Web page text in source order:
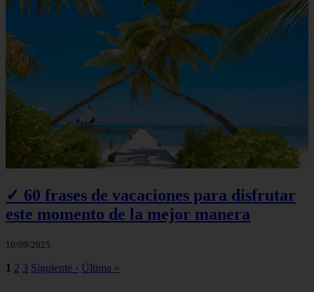
✓ 60 frases de vacaciones para disfrutar
este momento de la mejor manera
10/09/2025
1 2 3 Siguiente › Última »